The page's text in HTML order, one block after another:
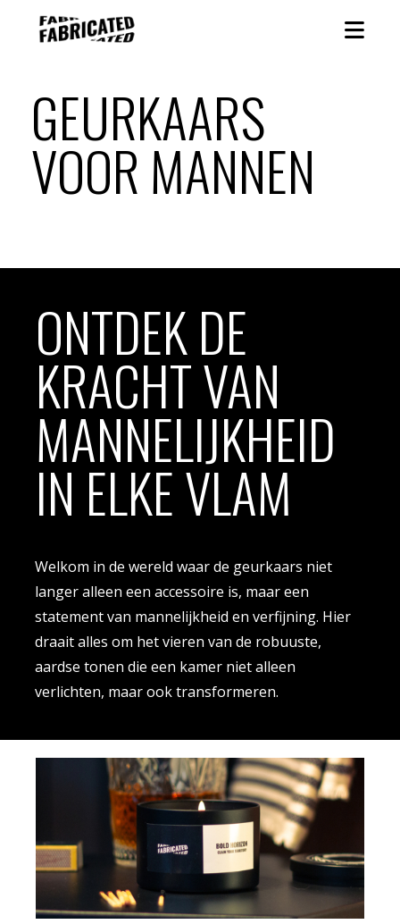
GEURKAARS
VOOR MANNEN
ONTDEK DE
KRACHT VAN
MANNELIJKHEID
IN ELKE VLAM
Welkom in de wereld waar de geurkaars niet
langer alleen een accessoire is, maar een
statement van mannelijkheid en verfijning. Hier
draait alles om het vieren van de robuuste,
aardse tonen die een kamer niet alleen
verlichten, maar ook transformeren.